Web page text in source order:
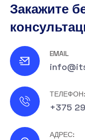
Закажите
EMAIL
ТЕЛЕФОН:
+375
АДРЕС: